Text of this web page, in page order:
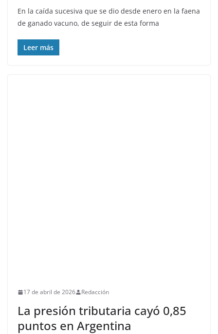
En la caída sucesiva que se dio desde enero en la faena
de ganado vacuno, de seguir de esta forma
Leer más
17 de abril de 2026 Redacción
La presión tributaria cayó 0,85
puntos en Argentina